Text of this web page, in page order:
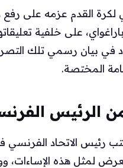
لكرة القدم عزمه على
على خلفية
في بيان رسمي تلك
المختصة.
الرئيس
رئيس الاتحاد الفرنسي
لمثل هذه الإساءات،